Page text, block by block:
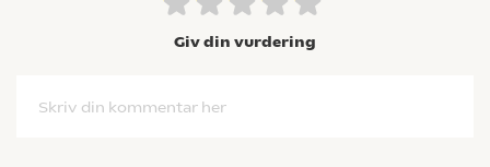
Giv din vurdering
Skriv din kommentar her